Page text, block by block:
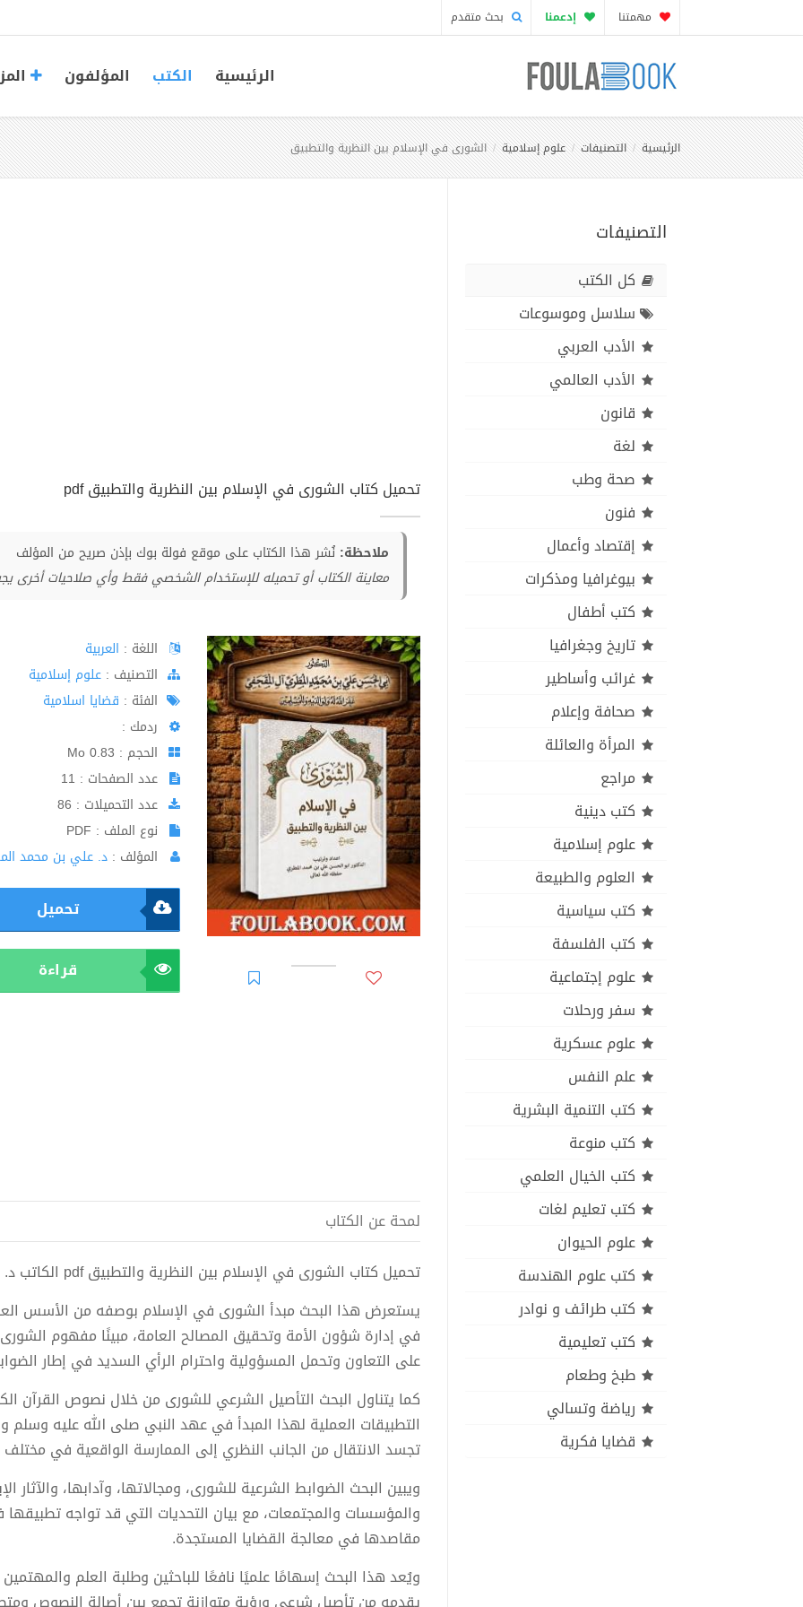
مهمتنا إدعمنا بحث متقدم
الرئيسية الكتب المؤلفون
الرئيسية التصنيفات علوم إسلامية الشورى في الإسلام بين النظرية والتطبيق
التصنيفات
كل الكتب
سلاسل وموسوعات
الأدب العربي
الأدب العالمي
قانون
لغة
صحة وطب
فنون
إقتصاد وأعمال
بيوغرافيا ومذكرات
كتب أطفال
تاريخ وجغرافيا
غرائب وأساطير
صحافة وإعلام
المرأة والعائلة
مراجع
كتب دينية
علوم إسلامية
العلوم والطبيعة
كتب سياسية
كتب الفلسفة
علوم إجتماعية
سفر ورحلات
علوم عسكرية
علم النفس
كتب التنمية البشرية
كتب منوعة
كتب الخيال العلمي
كتب تعليم لغات
علوم الحيوان
كتب علوم الهندسة
كتب طرائف و نوادر
كتب تعليمية
طبخ وطعام
رياضة وتسالي
قضايا فكرية
تحميل كتاب الشورى في الإسلام بين النظرية والتطبيق pdf
ملاحظة: نُشر هذا الكتاب على موقع فولة بوك بإذن صريح من المؤلف
معاينة الكتاب أو تحميله للإستخدام الشخصي فقط وأي صلاحيات أخرى
اللغة : العربية
اﻟﺘﺼﻨﻴﻒ : علوم إسلامية
الفئة : قضايا اسلامية
ردمك :
الحجم : 0.83 Mo
عدد الصفحات : 11
عدد التحميلات : 86
نوع الملف : PDF
المؤلف : د. علي بن محمد
تحميل
قراءة
لمحة عن الكتاب
تحميل كتاب الشورى في الإسلام بين النظرية والتطبيق pdf الكاتب د. علي بن محمد المطري
يستعرض هذا البحث مبدأ الشورى في الإسلام بوصفه من الأسس
في إدارة شؤون الأمة وتحقيق المصالح العامة، مبينًا مفهوم
على التعاون وتحمل المسؤولية واحترام الرأي السديد في إطار
كما يتناول البحث التأصيل الشرعي للشورى من خلال نصوص القرآن
التطبيقات العملية لهذا المبدأ في عهد النبي صلى الله عليه وسلم
تجسد الانتقال من الجانب النظري إلى الممارسة الواقعية في مختلف
ويبين البحث الضوابط الشرعية للشورى، ومجالاتها، وآدابها، والآثار
والمؤسسات والمجتمعات، مع بيان التحديات التي قد تواجه
مقاصدها في معالجة القضايا المستجدة.
ويُعد هذا البحث إسهامًا علميًا نافعًا للباحثين وطلبة العلم